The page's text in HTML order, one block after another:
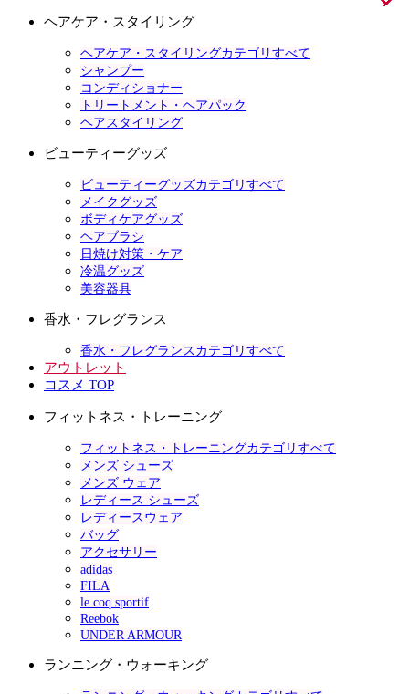
ヘアケア・スタイリング
ヘアケア・スタイリングカテゴリすべて
シャンプー
コンディショナー
トリートメント・ヘアパック
ヘアスタイリング
ビューティーグッズ
ビューティーグッズカテゴリすべて
メイクグッズ
ボディケアグッズ
ヘアブラシ
日焼け対策・ケア
冷温グッズ
美容器具
香水・フレグランス
香水・フレグランスカテゴリすべて
アウトレット
コスメ TOP
フィットネス・トレーニング
フィットネス・トレーニングカテゴリすべて
メンズ シューズ
メンズ ウェア
レディース シューズ
レディースウェア
バッグ
アクセサリー
adidas
FILA
le coq sportif
Reebok
UNDER ARMOUR
ランニング・ウォーキング